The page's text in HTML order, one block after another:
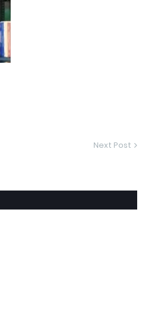
Next Post